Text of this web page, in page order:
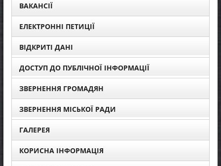
ВАКАНСІЇ
ЕЛЕКТРОННІ ПЕТИЦІЇ
ВІДКРИТІ ДАНІ
ДОСТУП ДО ПУБЛІЧНОЇ ІНФОРМАЦІЇ
ЗВЕРНЕННЯ ГРОМАДЯН
ЗВЕРНЕННЯ МІСЬКОЇ РАДИ
ГАЛЕРЕЯ
КОРИСНА ІНФОРМАЦІЯ